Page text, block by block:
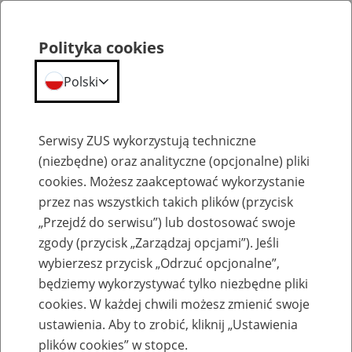
Szkolenia
Zaproś ZUS do siebie: Aktywni 50+
Polityka cookies
Polski
Serwisy ZUS wykorzystują techniczne
(niezbędne) oraz analityczne (opcjonalne) pliki
cookies. Możesz zaakceptować wykorzystanie
przez nas wszystkich takich plików (przycisk
„Przejdź do serwisu”) lub dostosować swoje
zgody (przycisk „Zarządzaj opcjami”). Jeśli
wybierzesz przycisk „Odrzuć opcjonalne”,
będziemy wykorzystywać tylko niezbędne pliki
cookies. W każdej chwili możesz zmienić swoje
ustawienia. Aby to zrobić, kliknij „Ustawienia
plików cookies” w stopce.